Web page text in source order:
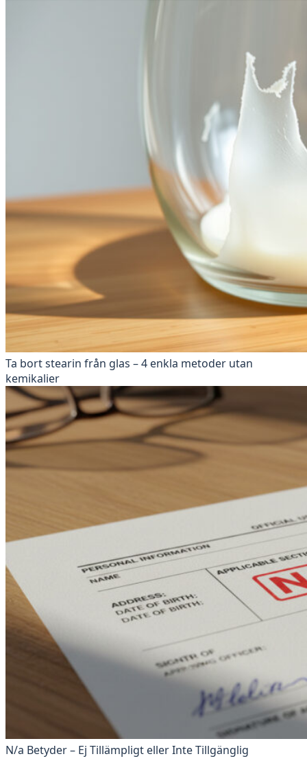
Ta bort stearin från glas – 4 enkla metoder utan
kemikalier
N/a Betyder – Ej Tillämpligt eller Inte Tillgänglig